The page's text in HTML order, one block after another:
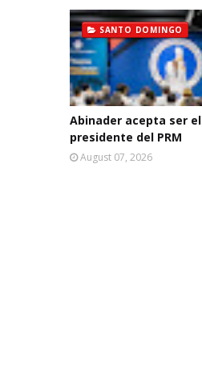
SANTO DOMINGO
Abinader acepta ser el
presidente del PRM
August 07, 2026